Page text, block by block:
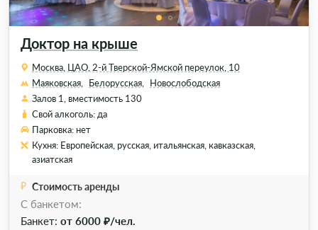
Доктор на крыше
Москва, ЦАО, 2-й Тверской-Ямской переулок, 10
Маяковская,
Белорусская,
Новослободская
Залов 1, вместимость 130
Свой алкоголь: да
Парковка: нет
Кухня: Европейская, русская, итальянская, кавказская,
азиатская
Стоимость аренды
C банкетом:
Банкет: от 6000 ₽/чел.